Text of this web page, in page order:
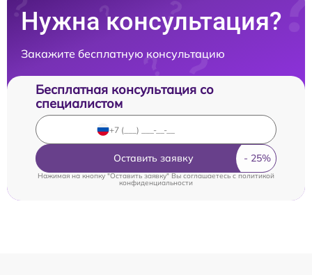
Нужна консультация?
Закажите бесплатную консультацию
Бесплатная консультация со
специалистом
Оставить заявку
Нажимая на кнопку "Оставить заявку" Вы соглашаетесь c политикой
конфиденциальности